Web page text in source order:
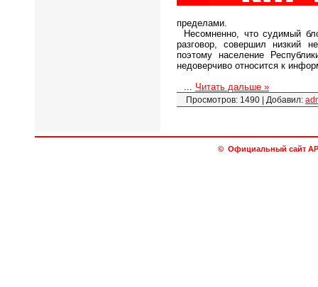
пределами.
Несомненно, что судимый
разговор, совершил низкий
поэтому население
недоверчиво относится к
Читать дальше »
Просмотров: 1490 | Добавил:
© Официальный сайт